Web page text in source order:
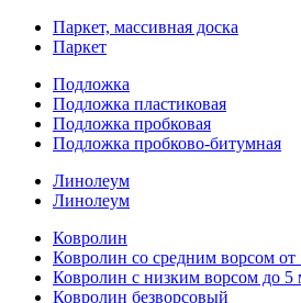
Паркет, массивная доска
Паркет
Подложка
Подложка пластиковая
Подложка пробковая
Подложка пробково-битумная
Линолеум
Линолеум
Ковролин
Ковролин со средним ворсом
Ковролин с низким ворсом до 5
Ковролин безворсовый